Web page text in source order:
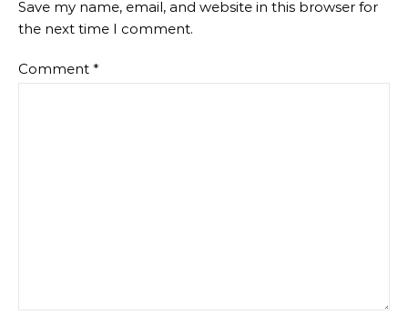
Save my name, email, and website in this browser for
the next time I comment.
Comment *